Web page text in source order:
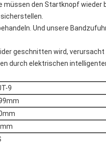
den Startknopf wieder
Und unsere
geschnitten wird,
durch elektrischen
9